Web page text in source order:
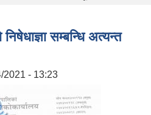
सम्बन्धि अत्यन्त
2021 - 13:23